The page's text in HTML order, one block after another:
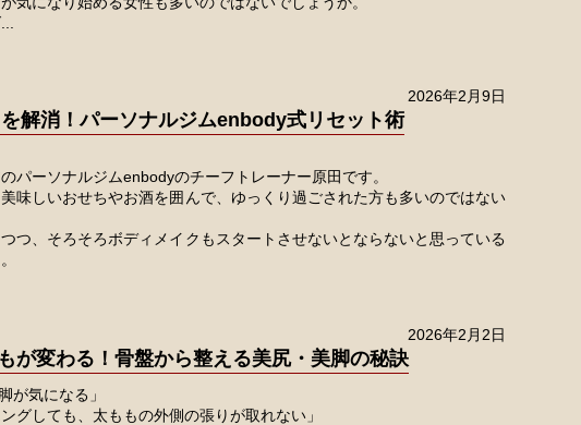
解消！パーソナルジムenbody式リセット術
2026年2月9日
パーソナルジムenbodyのチーフトレーナー原田です。
味しいおせちやお酒を囲んで、ゆっくり過ごされた方も多いのではない
つ、そろそろボディメイクもスタートさせないとならないと思っている
が変わる！骨盤から整える美尻・美脚の秘訣
2026年2月2日
が気になる」
グしても、太ももの外側の張りが取れない」